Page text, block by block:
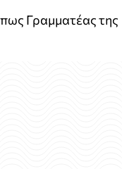
Γραμματέας της